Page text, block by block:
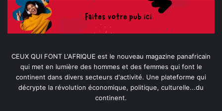
CEUX QUI FONT L'AFRIQUE est le nouveau magazine panafricain
qui met en lumière des hommes et des femmes qui font le
continent dans divers secteurs d'activité. Une plateforme qui
décrypte la révolution économique, politique, culturelle...du
continent.